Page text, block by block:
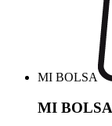
MI BOLSA
MI BOLSA